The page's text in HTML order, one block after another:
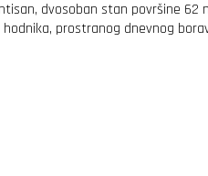
dvosoban stan površine 62
prostranog dnevnog